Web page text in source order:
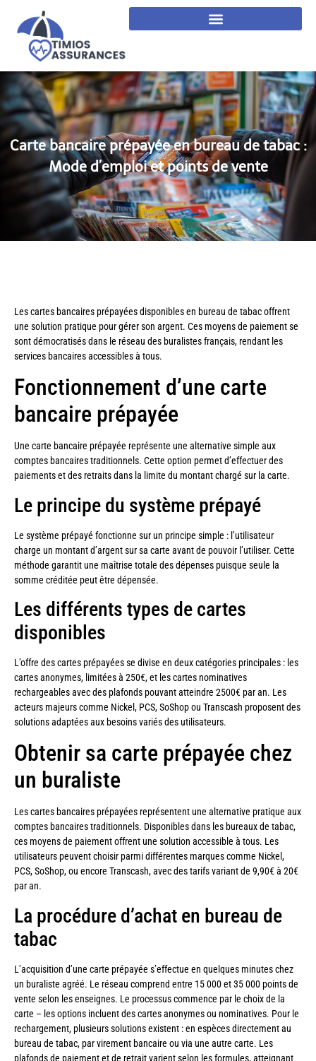
Carte bancaire prépayée en bureau de tabac :
Mode d’emploi et points de vente
Les cartes bancaires prépayées disponibles en bureau de tabac offrent
une solution pratique pour gérer son argent. Ces moyens de paiement se
sont démocratisés dans le réseau des buralistes français, rendant les
services bancaires accessibles à tous.
Fonctionnement d’une carte
bancaire prépayée
Une carte bancaire prépayée représente une alternative simple aux
comptes bancaires traditionnels. Cette option permet d’effectuer des
paiements et des retraits dans la limite du montant chargé sur la carte.
Le principe du système prépayé
Le système prépayé fonctionne sur un principe simple : l’utilisateur
charge un montant d’argent sur sa carte avant de pouvoir l’utiliser. Cette
méthode garantit une maîtrise totale des dépenses puisque seule la
somme créditée peut être dépensée.
Les différents types de cartes
disponibles
L’offre des cartes prépayées se divise en deux catégories principales : les
cartes anonymes, limitées à 250€, et les cartes nominatives
rechargeables avec des plafonds pouvant atteindre 2500€ par an. Les
acteurs majeurs comme Nickel, PCS, SoShop ou Transcash proposent des
solutions adaptées aux besoins variés des utilisateurs.
Obtenir sa carte prépayée chez
un buraliste
Les cartes bancaires prépayées représentent une alternative pratique aux
comptes bancaires traditionnels. Disponibles dans les bureaux de tabac,
ces moyens de paiement offrent une solution accessible à tous. Les
utilisateurs peuvent choisir parmi différentes marques comme Nickel,
PCS, SoShop, ou encore Transcash, avec des tarifs variant de 9,90€ à 20€
par an.
La procédure d’achat en bureau de
tabac
L’acquisition d’une carte prépayée s’effectue en quelques minutes chez
un buraliste agréé. Le réseau comprend entre 15 000 et 35 000 points de
vente selon les enseignes. Le processus commence par le choix de la
carte – les options incluent des cartes anonymes ou nominatives. Pour le
rechargement, plusieurs solutions existent : en espèces directement au
bureau de tabac, par virement bancaire ou via une autre carte. Les
plafonds de paiement et de retrait varient selon les formules, atteignant